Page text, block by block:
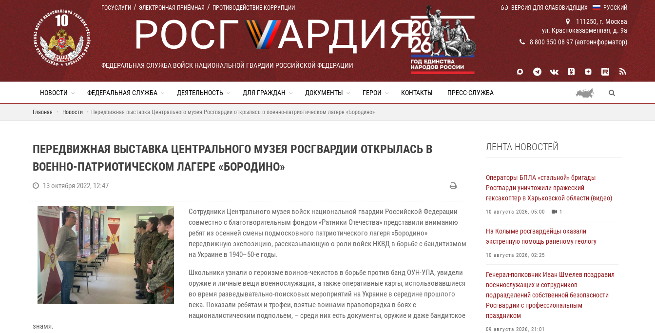
РУССКИЙ
ГОСУСЛУГИ ЭЛЕКТРОННАЯ ПРИЁМНАЯ ПРОТИВОДЕЙСТВИЕ КОРРУПЦИИ ВЕРСИЯ ДЛЯ СЛАБОВИДЯЩИХ
ФЕДЕРАЛЬНАЯ СЛУЖБА ВОЙСК НАЦИОНАЛЬНОЙ ГВАРДИИ РОССИЙСКОЙ ФЕДЕРАЦИИ
111250, г. Москва
ул. Красноказарменная, д. 9а
8 800 350 08 97 (автоинформатор)
НОВОСТИ ФЕДЕРАЛЬНАЯ СЛУЖБА ДЕЯТЕЛЬНОСТЬ ДЛЯ ГРАЖДАН ДОКУМЕНТЫ ГЕРОИ КОНТАКТЫ ПРЕСС-СЛУЖБА
Главная Новости Передвижная выставка Центрального музея Росгвардии открылась в военно-патриотическом лагере «Бородино»
ПЕРЕДВИЖНАЯ ВЫСТАВКА ЦЕНТРАЛЬНОГО МУЗЕЯ РОСГВАРДИИ ОТКРЫЛАСЬ В
ВОЕННО-ПАТРИОТИЧЕСКОМ ЛАГЕРЕ «БОРОДИНО»
13 октября 2022, 12:47
Сотрудники Центрального музея войск национальной гвардии Российской Федерации
совместно с благотворительным фондом «Ратники Отечества» представили вниманию
ребят из осенней смены подмосковного патриотического лагеря «Бородино»
передвижную экспозицию, рассказывающую о роли войск НКВД в борьбе с бандитизмом
на Украине в 1940–50-е годы.
Школьники узнали о героизме воинов-чекистов в борьбе против банд ОУН-УПА, увидели
оружие и личные вещи военнослужащих, а также оперативные карты, использовавшиеся
во время разведывательно-поисковых мероприятий на Украине в середине прошлого
века. Показали ребятам и трофеи, взятые воинами правопорядка в боях с
националистическим подпольем, – среди них есть документы, оружие и даже бандитское
знамя.
ЛЕНТА НОВОСТЕЙ
Операторы БПЛА «стальной» бригады
Росгварди уничтожили вражеский
гексакоптер в Харьковской области (видео)
10 августа 2026, 05:00 1
На Колыме росгвардейцы оказали
экстренную помощь раненому геологу
10 августа 2026, 02:25
Генерал-полковник Иван Шмелев поздравил
военнослужащих и сотрудников
подразделений собственной безопасности
Росгвардии с профессиональным
праздником
09 августа 2026, 21:01